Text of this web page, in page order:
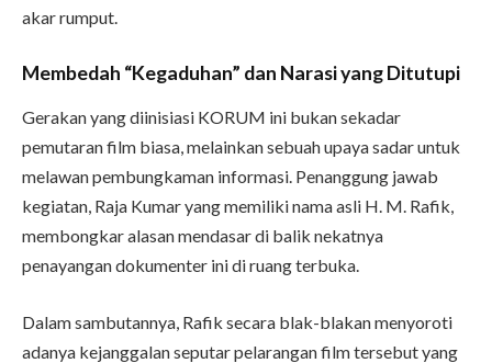
akar rumput.
Membedah “Kegaduhan” dan Narasi yang Ditutupi
Gerakan yang diinisiasi KORUM ini bukan sekadar
pemutaran film biasa, melainkan sebuah upaya sadar untuk
melawan pembungkaman informasi. Penanggung jawab
kegiatan, Raja Kumar yang memiliki nama asli H. M. Rafik,
membongkar alasan mendasar di balik nekatnya
penayangan dokumenter ini di ruang terbuka.
Dalam sambutannya, Rafik secara blak-blakan menyoroti
adanya kejanggalan seputar pelarangan film tersebut yang